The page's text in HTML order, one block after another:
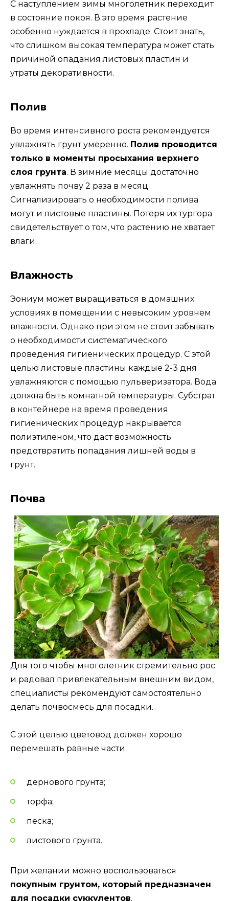
С наступлением зимы многолетник переходит
в состояние покоя. В это время растение
особенно нуждается в прохладе. Стоит знать,
что слишком высокая температура может стать
причиной опадания листовых пластин и
утраты декоративности.
Полив
Во время интенсивного роста рекомендуется
увлажнять грунт умеренно. Полив проводится
только в моменты просыхания верхнего
слоя грунта. В зимние месяцы достаточно
увлажнять почву 2 раза в месяц.
Сигнализировать о необходимости полива
могут и листовые пластины. Потеря их тургора
свидетельствует о том, что растению не хватает
влаги.
Влажность
Эониум может выращиваться в домашних
условиях в помещении с невысоким уровнем
влажности. Однако при этом не стоит забывать
о необходимости систематического
проведения гигиенических процедур. С этой
целью листовые пластины каждые 2-3 дня
увлажняются с помощью пульверизатора. Вода
должна быть комнатной температуры. Субстрат
в контейнере на время проведения
гигиенических процедур накрывается
полиэтиленом, что даст возможность
предотвратить попадания лишней воды в
грунт.
Почва
Для того чтобы многолетник стремительно рос
и радовал привлекательным внешним видом,
специалисты рекомендуют самостоятельно
делать почвосмесь для посадки.
С этой целью цветовод должен хорошо
перемешать равные части:
дернового грунта;
торфа;
песка;
листового грунта.
При желании можно воспользоваться
покупным грунтом, который предназначен
для посадки суккулентов.